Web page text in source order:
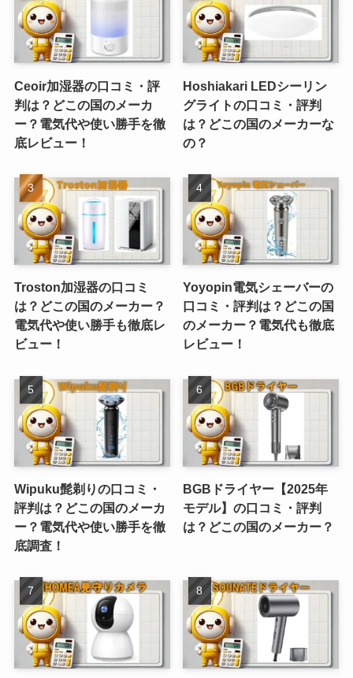
Ceoir加湿器の口コミ・評
判は？どこの国のメーカ
ー？電気代や使い勝手を徹
底レビュー！
Hoshiakari LEDシーリン
グライトの口コミ・評判
は？どこの国のメーカーな
の？
Troston加湿器の口コミ
は？どこの国のメーカー？
電気代や使い勝手も徹底レ
ビュー！
Yoyopin電気シェーバーの
口コミ・評判は？どこの国
のメーカー？電気代も徹底
レビュー！
Wipuku髭剃りの口コミ・
評判は？どこの国のメーカ
ー？電気代や使い勝手を徹
底調査！
BGBドライヤー【2025年
モデル】の口コミ・評判
は？どこの国のメーカー？